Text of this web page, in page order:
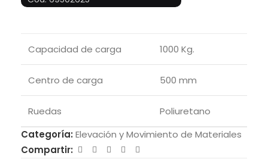
Capacidad de carga 1000 Kg.
Centro de carga 500 mm
Ruedas
Poliuretano
Categoría: Elevación y Movimiento de Materiales
Compartir: